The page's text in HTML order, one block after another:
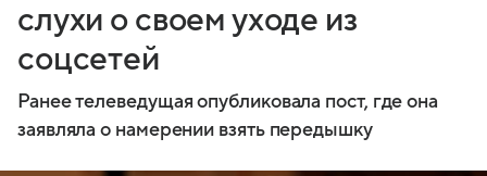
слухи о своем уходе из
соцсетей
Ранее телеведущая опубликовала пост, где она
заявляла о намерении взять передышку